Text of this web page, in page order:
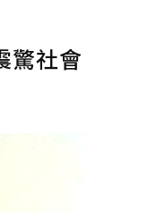
驚社會